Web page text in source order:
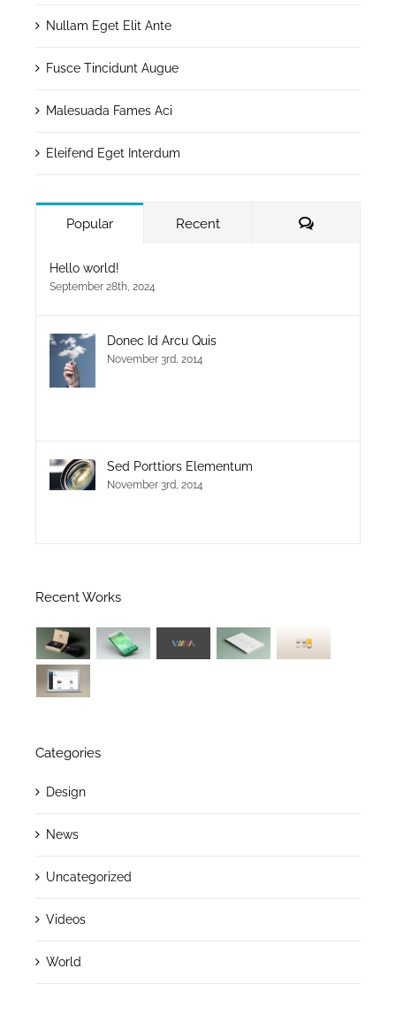
Nullam Eget Elit Ante
Fusce Tincidunt Augue
Malesuada Fames Aci
Eleifend Eget Interdum
Popular Recent Comments
Hello world!
September 28th, 2024
Donec Id Arcu Quis
November 3rd, 2014
Sed Porttiors Elementum
November 3rd, 2014
Recent Works
Categories
Design
News
Uncategorized
Videos
World